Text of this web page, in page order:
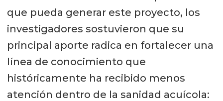
que pueda generar este proyecto, los
investigadores sostuvieron que su
principal aporte radica en fortalecer una
línea de conocimiento que
históricamente ha recibido menos
atención dentro de la sanidad acuícola: